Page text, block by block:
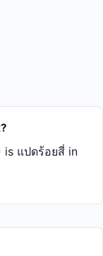
is แปด​ร้อย​สี่ in